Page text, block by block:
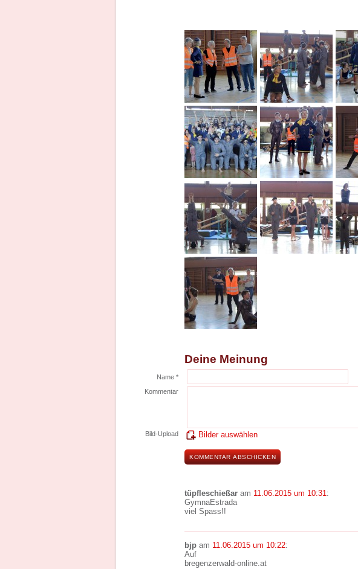
Deine Meinung
Name *
Kommentar
Bild-Upload Bilder auswählen
tüpfleschießar am 11.06.2015 um 10:31:
GymnaEstrada
viel Spass!!
bjp am 11.06.2015 um 10:22:
Auf
bregenzerwald-online.at